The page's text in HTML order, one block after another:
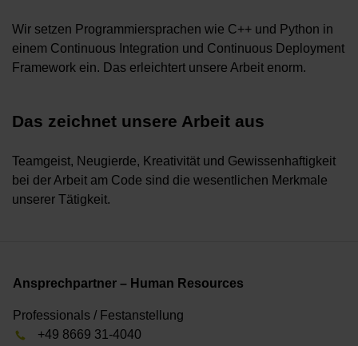
Wir setzen Programmiersprachen wie C++ und Python in
einem Continuous Integration und Continuous Deployment
Framework ein. Das erleichtert unsere Arbeit enorm.
Das zeichnet unsere Arbeit aus
Teamgeist, Neugierde, Kreativität und Gewissenhaftigkeit
bei der Arbeit am Code sind die wesentlichen Merkmale
unserer Tätigkeit.
Ansprechpartner – Human Resources
Professionals / Festanstellung
+49 8669 31-4040